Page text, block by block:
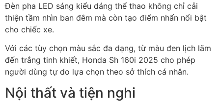
Đèn pha LED sáng kiểu dáng thể thao không chỉ cải
thiện tầm nhìn ban đêm mà còn tạo điểm nhấn nổi bật
cho chiếc xe.
Với các tùy chọn màu sắc đa dạng, từ màu đen lịch lãm
đến trắng tinh khiết, Honda Sh 160i 2025 cho phép
người dùng tự do lựa chọn theo sở thích cá nhân.
Nội thất và tiện nghi